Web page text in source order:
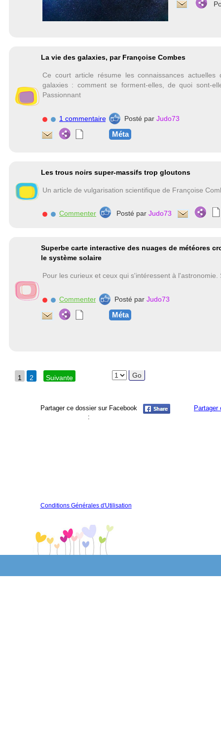
La vie des galaxies, par Françoise Combes
Ce court article résume les connaissances actuelles
galaxies : comment se forment-elles, de quoi sont-
Passionnant
1 commentaire Posté par Judo73
Méta
Les trous noirs super-massifs trop gloutons
Un article de vulgarisation scientifique de Françoise
Commenter Posté par Judo73
Superbe carte interactive des nuages de météores
le système solaire
Pour les curieux et ceux qui s'intéressent à l'astronomie.
Commenter Posté par Judo73
Méta
1 2 Suivante
Partager ce dossier sur Facebook
:
Partager
Conditions Générales d'Utilisation